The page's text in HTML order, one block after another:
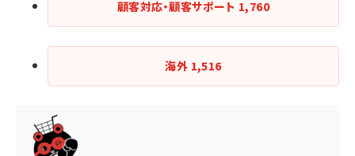
顧客対応・顧客サポート 1,760
海外 1,516